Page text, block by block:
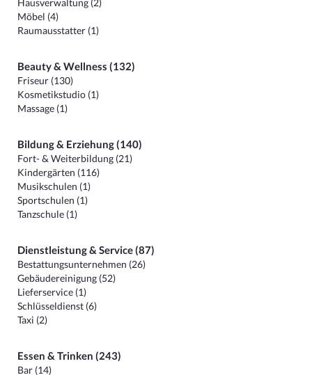
Hausverwaltung (2)
Möbel (4)
Raumausstatter (1)
Beauty & Wellness (132)
Friseur (130)
Kosmetikstudio (1)
Massage (1)
Bildung & Erziehung (140)
Fort- & Weiterbildung (21)
Kindergärten (116)
Musikschulen (1)
Sportschulen (1)
Tanzschule (1)
Dienstleistung & Service (87)
Bestattungsunternehmen (26)
Gebäudereinigung (52)
Lieferservice (1)
Schlüsseldienst (6)
Taxi (2)
Essen & Trinken (243)
Bar (14)